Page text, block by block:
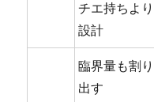
チエ持ちより
設計
臨界量も割り
出す